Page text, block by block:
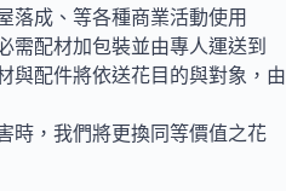
落成、等各種商業活動使用
需配材加包裝並由專人運送到
與配件將依送花目的與對象，由
時，我們將更換同等價值之花